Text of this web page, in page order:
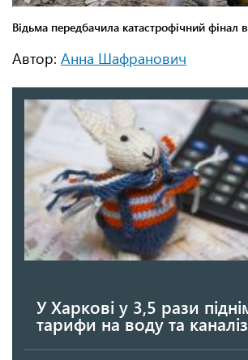
Автор: Анна Шафранович
У Харкові у 3,5 рази
тарифи на воду та